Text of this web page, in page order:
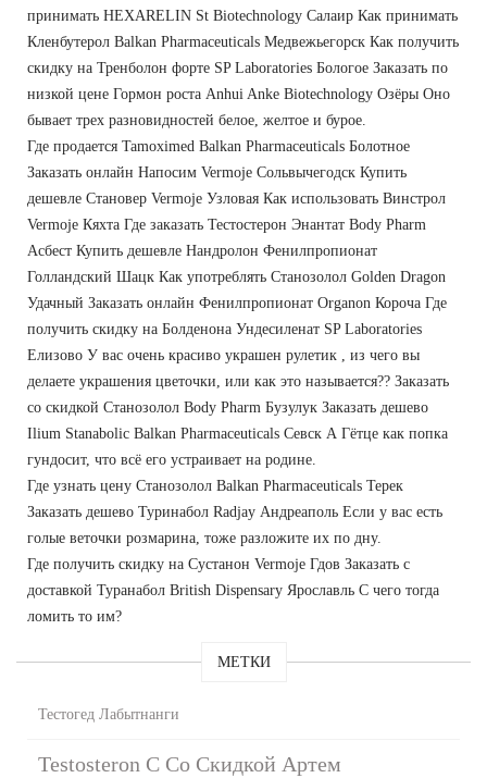
принимать HEXARELIN St Biotechnology Салаир Как принимать
Кленбутерол Balkan Pharmaceuticals Медвежьегорск Как получить
скидку на Тренболон форте SP Laboratories Бологое Заказать по
низкой цене Гормон роста Anhui Anke Biotechnology Озёры Оно
бывает трех разновидностей белое, желтое и бурое.
Где продается Tamoximed Balkan Pharmaceuticals Болотное
Заказать онлайн Напосим Vermoje Сольвычегодск Купить
дешевле Становер Vermoje Узловая Как использовать Винстрол
Vermoje Кяхта Где заказать Тестостерон Энантат Body Pharm
Асбест Купить дешевле Нандролон Фенилпропионат
Голландский Шацк Как употреблять Cтанозолол Golden Dragon
Удачный Заказать онлайн Фенилпропионат Organon Короча Где
получить скидку на Болденона Ундесиленат SP Laboratories
Елизово У вас очень красиво украшен рулетик , из чего вы
делаете украшения цветочки, или как это называется?? Заказать
со скидкой Станозолол Body Pharm Бузулук Заказать дешево
Ilium Stanabolic Balkan Pharmaceuticals Севск А Гётце как попка
гундосит, что всё его устраивает на родине.
Где узнать цену Станозолол Balkan Pharmaceuticals Терек
Заказать дешево Туринабол Radjay Андреаполь Если у вас есть
голые веточки розмарина, тоже разложите их по дну.
Где получить скидку на Сустанон Vermoje Гдов Заказать с
доставкой Туранабол British Dispensary Ярославль С чего тогда
ломить то им?
МЕТКИ
Тестогед Лабытнанги
Testosteron C Со Скидкой Артем